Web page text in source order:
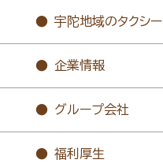
宇陀地域のタクシー
企業情報
グループ会社
福利厚生